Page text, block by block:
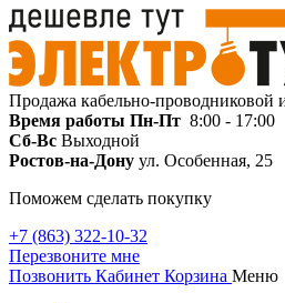
Продажа кабельно-проводниковой
Время работы Пн-Пт 8:00 - 17:00
Сб-Вс Выходной
Ростов-на-Дону ул. Особенная, 25
Поможем сделать покупку
+7 (863) 322-10-32
Перезвоните мне
Позвонить Кабинет Корзина Меню